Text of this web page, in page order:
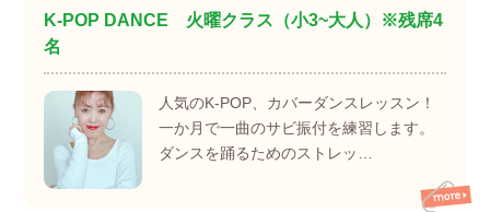
K-POP DANCE 火曜クラス（小3~大人）※残席4
名
人気のK-POP、カバーダンスレッスン！
一か月で一曲のサビ振付を練習します。
ダンスを踊るためのストレッ…